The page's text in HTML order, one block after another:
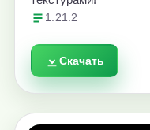
1.21.2
Скачать